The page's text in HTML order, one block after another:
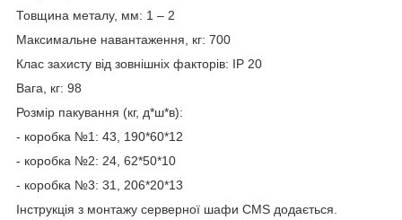
Товщина металу, мм: 1 – 2
Максимальне навантаження, кг: 700
Клас захисту від зовнішніх факторів: IP 20
Вага, кг: 98
Розмір пакування (кг, д*ш*в):
- коробка №1: 43, 190*60*12
- коробка №2: 24, 62*50*10
- коробка №3: 31, 206*20*13
Інструкція з монтажу серверної шафи CMS додається.